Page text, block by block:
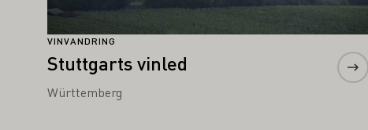
VINVANDRING
Stuttgarts vinled
Württemberg